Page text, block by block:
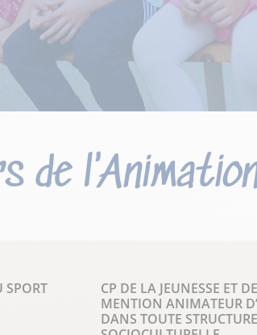
de
SPORT
CP DE LA JEUNESSE ET
MENTION ANIMATEUR
DANS TOUTE